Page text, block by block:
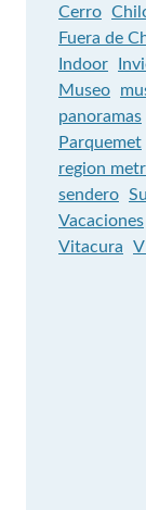
Cerro
Fuera de
Indoor
Museo
panoramas
Parquemet
region
sendero
Vacaciones
Vitacura